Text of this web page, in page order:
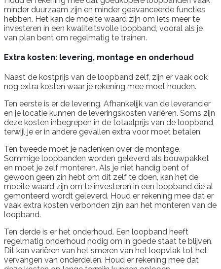
minder duurzaam zijn en minder geavanceerde functies
hebben. Het kan de moeite waard zijn om iets meer te
investeren in een kwaliteitsvolle loopband, vooral als je
van plan bent om regelmatig te trainen.
Extra kosten: levering, montage en onderhoud
Naast de kostprijs van de loopband zelf, zijn er vaak ook
nog extra kosten waar je rekening mee moet houden.
Ten eerste is er de levering. Afhankelijk van de leverancier
en je locatie kunnen de leveringskosten variëren. Soms zijn
deze kosten inbegrepen in de totaalprijs van de loopband,
terwijl je er in andere gevallen extra voor moet betalen.
Ten tweede moet je nadenken over de montage.
Sommige loopbanden worden geleverd als bouwpakket
en moet je zelf monteren. Als je niet handig bent of
gewoon geen zin hebt om dit zelf te doen, kan het de
moeite waard zijn om te investeren in een loopband die al
gemonteerd wordt geleverd. Houd er rekening mee dat er
vaak extra kosten verbonden zijn aan het monteren van de
loopband.
Ten derde is er het onderhoud. Een loopband heeft
regelmatig onderhoud nodig om in goede staat te blijven.
Dit kan variëren van het smeren van het loopvlak tot het
vervangen van onderdelen. Houd er rekening mee dat